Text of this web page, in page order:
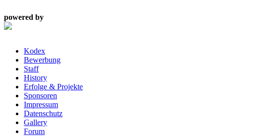
powered by
Kodex
Bewerbung
Staff
History
Erfolge & Projekte
Sponsoren
Impressum
Datenschutz
Gallery
Forum